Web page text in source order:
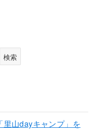
検索
里山dayキャンプ」を